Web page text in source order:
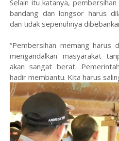
Selain itu katanya,
bandang dan longsor harus
dan tidak sepenuhnya
“Pembersihan memang harus
mengandalkan masyarakat
akan sangat berat.
hadir membantu. Kita harus